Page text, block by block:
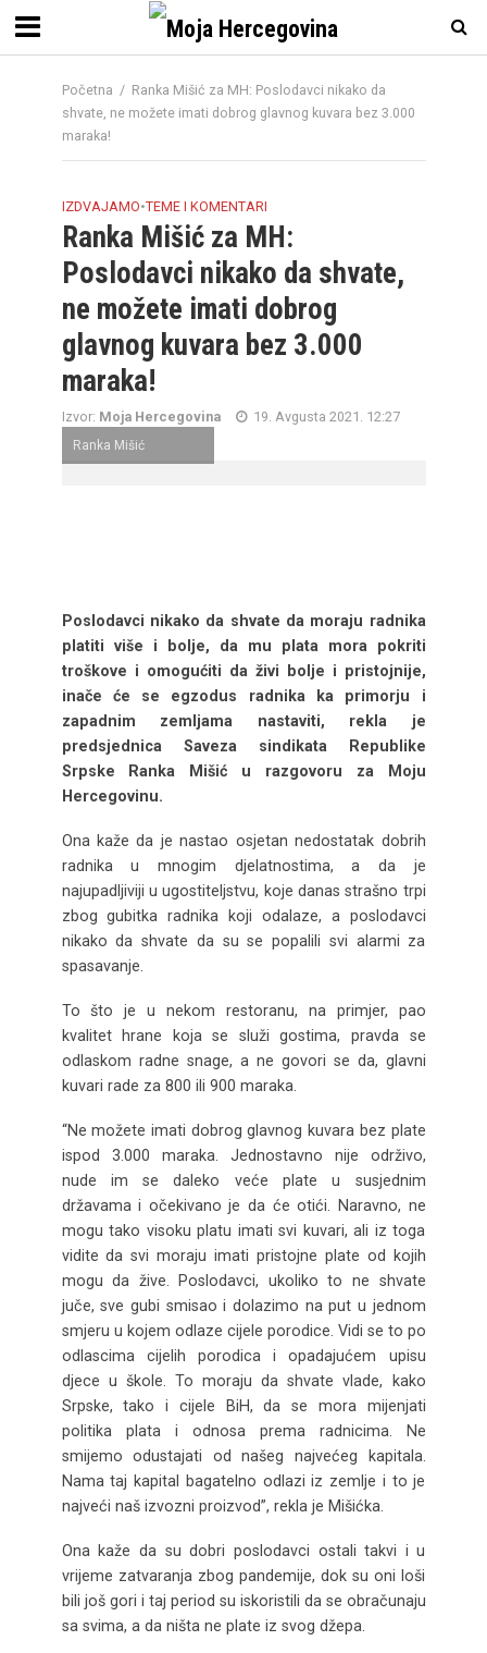
Početna / Ranka Mišić za MH: Poslodavci nikako da
shvate, ne možete imati dobrog glavnog kuvara bez 3.000
maraka!
IZDVAJAMO•TEME I KOMENTARI
Ranka Mišić za MH:
Poslodavci nikako da shvate,
ne možete imati dobrog
glavnog kuvara bez 3.000
maraka!
Izvor: Moja Hercegovina 19. Avgusta 2021. 12:27
Ranka Mišić
Poslodavci nikako da shvate da moraju radnika
platiti više i bolje, da mu plata mora pokriti
troškove i omogućiti da živi bolje i pristojnije,
inače će se egzodus radnika ka primorju i
zapadnim zemljama nastaviti, rekla je
predsjednica Saveza sindikata Republike
Srpske Ranka Mišić u razgovoru za Moju
Hercegovinu.
Ona kaže da je nastao osjetan nedostatak dobrih
radnika u mnogim djelatnostima, a da je
najupadljiviji u ugostiteljstvu, koje danas strašno trpi
zbog gubitka radnika koji odalaze, a poslodavci
nikako da shvate da su se popalili svi alarmi za
spasavanje.
To što je u nekom restoranu, na primjer, pao
kvalitet hrane koja se služi gostima, pravda se
odlaskom radne snage, a ne govori se da, glavni
kuvari rade za 800 ili 900 maraka.
“Ne možete imati dobrog glavnog kuvara bez plate
ispod 3.000 maraka. Jednostavno nije održivo,
nude im se daleko veće plate u susjednim
državama i očekivano je da će otići. Naravno, ne
mogu tako visoku platu imati svi kuvari, ali iz toga
vidite da svi moraju imati pristojne plate od kojih
mogu da žive. Poslodavci, ukoliko to ne shvate
juče, sve gubi smisao i dolazimo na put u jednom
smjeru u kojem odlaze cijele porodice. Vidi se to po
odlascima cijelih porodica i opadajućem upisu
djece u škole. To moraju da shvate vlade, kako
Srpske, tako i cijele BiH, da se mora mijenjati
politika plata i odnosa prema radnicima. Ne
smijemo odustajati od našeg najvećeg kapitala.
Nama taj kapital bagatelno odlazi iz zemlje i to je
najveći naš izvozni proizvod”, rekla je Mišićka.
Ona kaže da su dobri poslodavci ostali takvi i u
vrijeme zatvaranja zbog pandemije, dok su oni loši
bili još gori i taj period su iskoristili da se obračunaju
sa svima, a da ništa ne plate iz svog džepa.